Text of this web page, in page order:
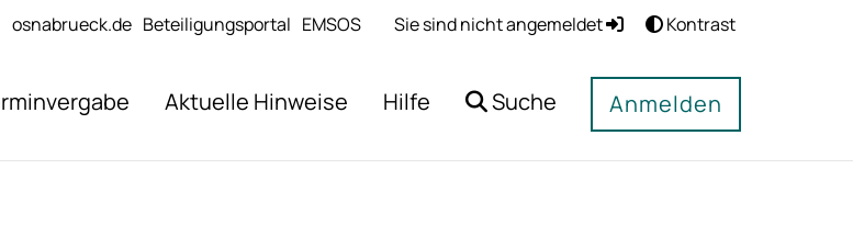
osnabrueck.de Beteiligungsportal EMSOS Sie sind nicht angemeldet Kontrast
Aktuelle Hinweise Hilfe Suche Anmelden